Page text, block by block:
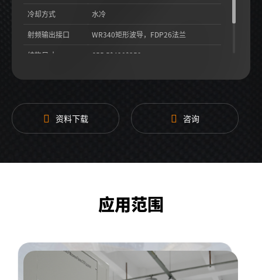
冷却方式 水冷
射频输出接口 WR340矩形波导，FDP26法兰
结构尺寸 655.5*420*359mm
资料下载 咨询
应用范围